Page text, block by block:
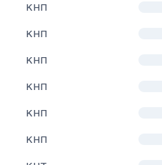
КНП
КНП
КНП
КНП
КНП
КНП